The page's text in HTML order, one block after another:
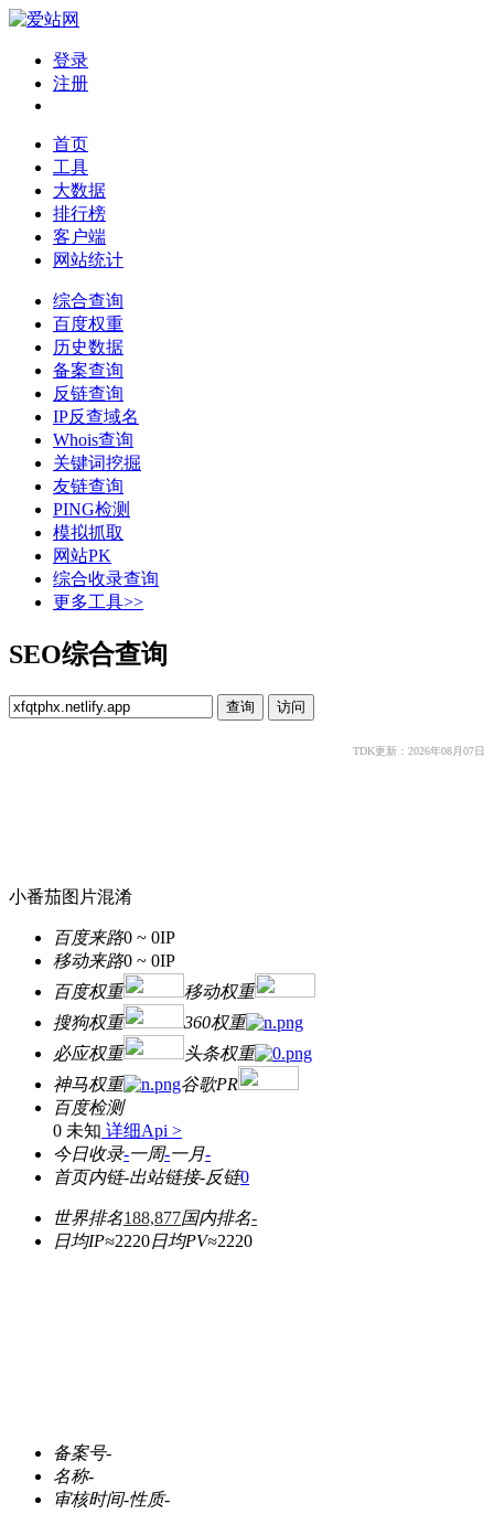
登录
注册
首页
工具
大数据
排行榜
客户端
网站统计
综合查询
百度权重
历史数据
备案查询
反链查询
IP反查域名
Whois查询
关键词挖掘
友链查询
PING检测
模拟抓取
网站PK
综合收录查询
更多工具>>
SEO综合查询
TDK更新：2026年08月07日
小番茄图片混淆
百度来路0 ~ 0IP
移动来路0 ~ 0IP
百度权重
移动权重
搜狗权重
360权重
必应权重
头条权重
神马权重
谷歌PR
百度检测
0 未知 详细Api >
今日收录-一周-一月-
首页内链-出站链接-反链0
世界排名188,877国内排名-
日均IP≈2220日均PV≈2220
备案号-
名称-
审核时间-性质-